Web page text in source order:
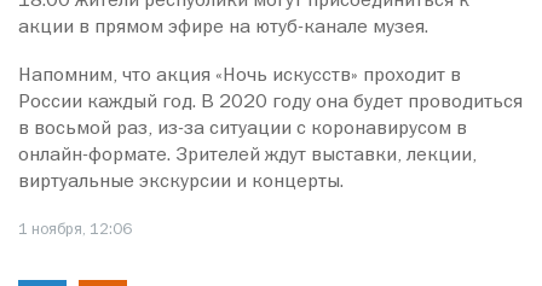
акции в прямом эфире на ютуб-канале музея.
Напомним, что акция «Ночь искусств» проходит в
России каждый год. В 2020 году она будет проводиться
в восьмой раз, из-за ситуации с коронавирусом в
онлайн-формате. Зрителей ждут выставки, лекции,
виртуальные экскурсии и концерты.
1 ноября, 12:06